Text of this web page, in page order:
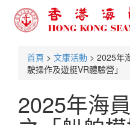
首頁 > 文康活動 > 2025年
駛操作及遊艇VR體驗營」
2025年海